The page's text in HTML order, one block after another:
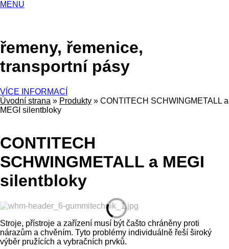
MENU
řemeny, řemenice,
transportní pásy
VÍCE INFORMACÍ
Úvodní strana » Produkty » CONTITECH SCHWINGMETALL a
MEGI silentbloky
CONTITECH
SCHWINGMETALL a MEGI
silentbloky
Stroje, přístroje a zařízení musí být čašto chráněny proti
nárazům a chvěním. Tyto problémy individuálně řeší široký
výběr pružících a vybračních prvků.